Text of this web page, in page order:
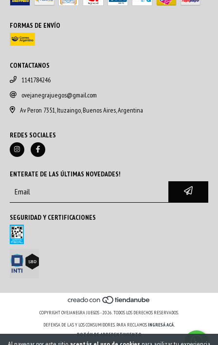
FORMAS DE ENVÍO
CONTACTANOS
1141784246
ovejanegrajuegos@gmail.com
Av Peron 7351, Ituzaingo, Buenos Aires, Argentina
REDES SOCIALES
ENTERATE DE LAS ÚLTIMAS NOVEDADES!
SEGURIDAD Y CERTIFICACIONES
COPYRIGHT OVEJANEGRA JUEGOS - 2026. TODOS LOS DERECHOS RESERVADOS.
DEFENSA DE LAS Y LOS CONSUMIDORES. PARA RECLAMOSINGRESÁ ACÁ.
BOTÓN DE ARREPENTIMIENTO